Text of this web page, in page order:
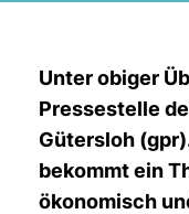
Unter obiger
Pressestelle
Gütersloh
bekommt ein
ökonomisch